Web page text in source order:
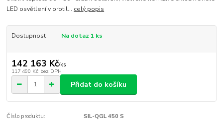
LED osvětlení v protil... celý popis
Dostupnost Na dotaz 1 ks
142 163 Kč/ks
117 490 Kč bez DPH
Přidat do košíku
Číslo produktu: SIL-QGL 450 S